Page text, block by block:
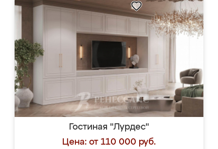
Гостиная "Лурдес"
Цена: от 110 000 руб.